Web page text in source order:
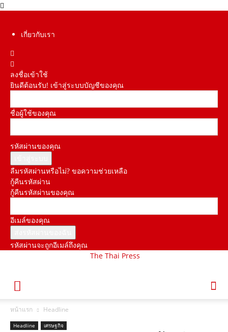
เกี่ยวกับเรา
ลงชื่อเข้าใช้
ยินดีต้อนรับ! เข้าสู่ระบบบัญชีของคุณ
ชื่อผู้ใช้ของคุณ
รหัสผ่านของคุณ
ลืมรหัสผ่านหรือไม่? ขอความช่วยเหลือ
กู้คืนรหัสผ่าน
กู้คืนรหัสผ่านของคุณ
อีเมล์ของคุณ
รหัสผ่านจะถูกอีเมล์ถึงคุณ
The Thai Press
หน้าแรก Headline
Headline เศรษฐกิจ